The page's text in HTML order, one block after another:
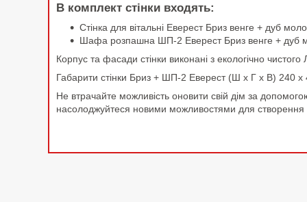
В комплект стінки входять:
Стінка для вітальні Еверест Бриз венге + дуб
Шафа розпашна ШП-2 Еверест Бриз венге + дуб
Корпус та фасади стінки виконані з екологічно
Габарити стінки Бриз + ШП-2 Еверест (Ш х Г х В) 240 х
Не втрачайте можливість оновити свій дім за
насолоджуйтеся новими можливостями для створення